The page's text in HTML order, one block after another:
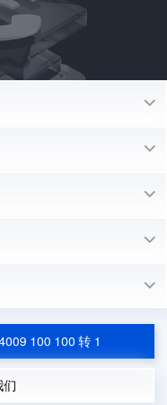
100 100 转 1
们